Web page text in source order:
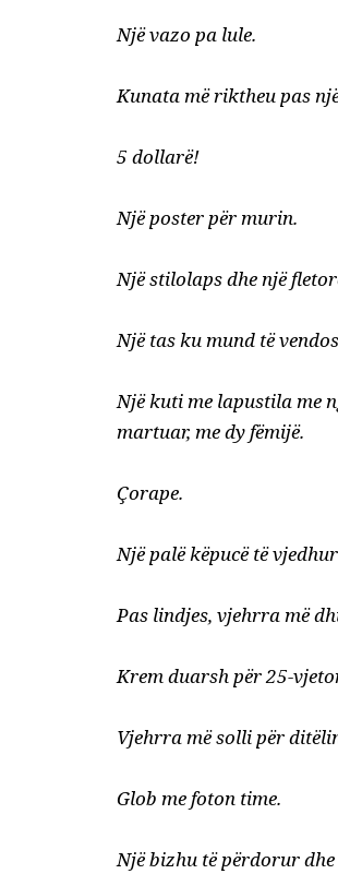
Një vazo pa lule.
Kunata më riktheu pas
5 dollarë!
Një poster për murin.
Një stilolaps dhe një
Një tas ku mund të
Një kuti me lapustila me
martuar, me dy fëmijë.
Çorape.
Një palë këpucë të
Pas lindjes, vjehrra më
Krem duarsh për 25-
Vjehrra më solli për
Glob me foton time.
Një bizhu të përdorur dhe